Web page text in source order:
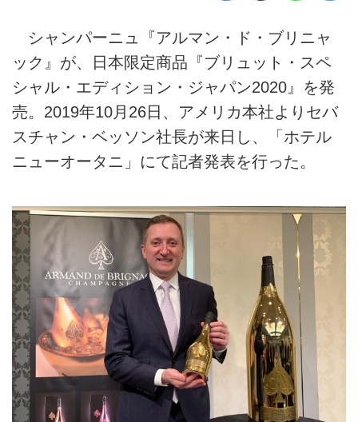
シャンパーニュ『アルマン・ド・ブリニャ
ック』が、日本限定商品『ブリュット・スペ
シャル・エディション・ジャパン2020』を発
売。2019年10月26日、アメリカ本社よりセバ
スチャン・ベッソン社長が来日し、「ホテル
ニューオータニ」にて記者発表を行った。